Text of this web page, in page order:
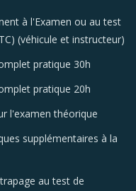
à l'Examen ou au test
(véhicule et instructeur)
pratique 30h
pratique 20h
l'examen théorique
supplémentaires à la
au test de